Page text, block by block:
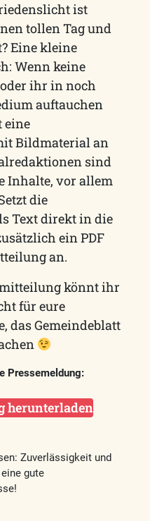
ist
tollen Tag und
Eine kleine
Wenn keine
ihr in noch
auftauchen
eine
Bildmaterial an
sind
Inhalte, vor allem
die
Text direkt in die
ein PDF
an.
könnt ihr
für eure
das Gemeindeblatt
Pressemeldung:
herunterladen
Zuverlässigkeit und
gute